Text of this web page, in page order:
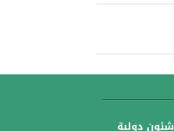
شئون دولية